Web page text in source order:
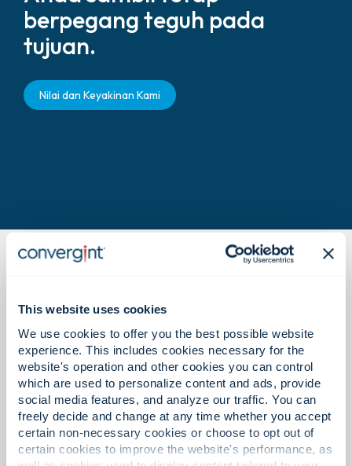
This website uses cookies
We use cookies to offer you the best possible website
experience. This includes cookies necessary for the
website's operation and other cookies you can control
which are used to personalize content and ads, provide
social media features, and analyze our traffic. You can
freely decide and change at any time whether you accept
certain non-necessary cookies or choose to opt out of
certain cookies to improve the website's performance, as
berpegang teguh pada
tujuan.
Nilai dan Keyakinan Kami
Apa yang bisa Anda harapkan di
sini.